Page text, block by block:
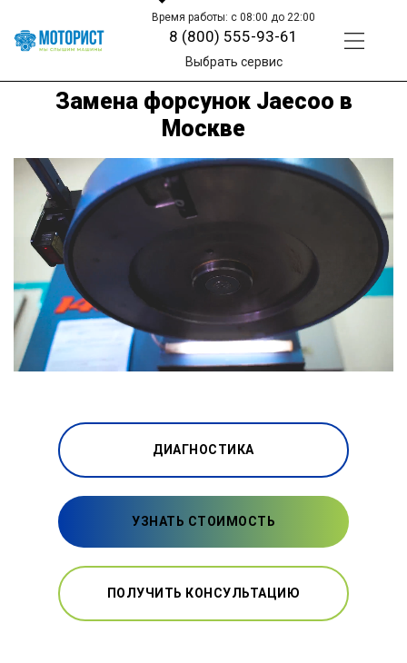
Время работы: с 08:00 до 22:00
8 (800) 555-93-61
Выбрать сервис
Замена форсунок Jaecoo в
Москве
ДИАГНОСТИКА
УЗНАТЬ СТОИМОСТЬ
ПОЛУЧИТЬ КОНСУЛЬТАЦИЮ